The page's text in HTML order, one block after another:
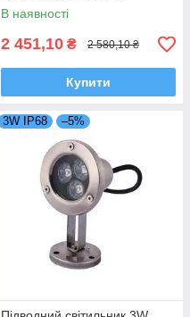
В наявності
2 451,10 ₴ 2 580,10 ₴
Купити
3W IP68 –5%